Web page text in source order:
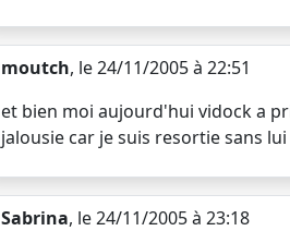
moutch, le 24/11/2005 à 22:51
et bien moi aujourd'hui vidock a
jalousie car je suis resortie sans lui
Sabrina, le 24/11/2005 à 23:18